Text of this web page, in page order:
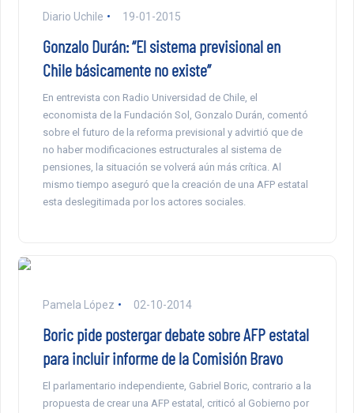
Diario Uchile 19-01-2015
Gonzalo Durán: “El sistema previsional en
Chile básicamente no existe”
En entrevista con Radio Universidad de Chile, el
economista de la Fundación Sol, Gonzalo Durán, comentó
sobre el futuro de la reforma previsional y advirtió que de
no haber modificaciones estructurales al sistema de
pensiones, la situación se volverá aún más crítica. Al
mismo tiempo aseguró que la creación de una AFP estatal
esta deslegitimada por los actores sociales.
Pamela López 02-10-2014
Boric pide postergar debate sobre AFP estatal
para incluir informe de la Comisión Bravo
El parlamentario independiente, Gabriel Boric, contrario a la
propuesta de crear una AFP estatal, criticó al Gobierno por